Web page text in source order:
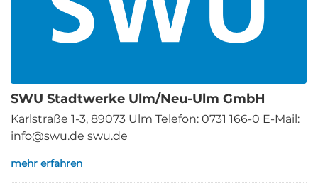
SWU Stadtwerke Ulm/Neu-Ulm GmbH
Karlstraße 1-3, 89073 Ulm Telefon: 0731 166-0 E-Mail:
info@swu.de swu.de
mehr erfahren